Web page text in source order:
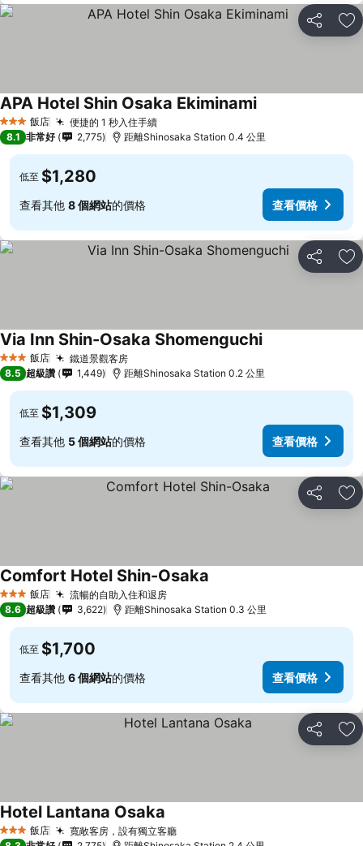
分享 加
3 星級 飯店 便捷的 1 秒入住手續查看價格
APA Hotel Shin Osaka Ekiminami查看價格
8.1 非常好 2,775 距離Shinosaka Station 0.4 公里
低至 $1,280
查看其他 8 個網站的價格 查看價格
分享 加
3 星級 飯店 鐵道景觀客房查看價格
Via Inn Shin-Osaka Shomenguchi查看價格
8.5 超級讚 1,449 距離Shinosaka Station 0.2 公里
低至 $1,309
查看其他 5 個網站的價格 查看價格
分享 加
3 星級 飯店 流暢的自助入住和退房查看價格
Comfort Hotel Shin-Osaka
8.6 超級讚 3,622 距離Shinosaka Station 0.3 公里
低至 $1,700
查看其他 6 個網站的價格 查看價格
分享 加
3 星級 飯店 寬敞客房，設有獨立客廳查看價格
Hotel Lantana Osaka